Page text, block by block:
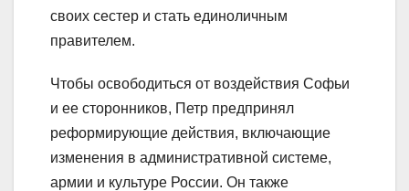
своих сестер и стать единоличным
правителем.
Чтобы освободиться от воздействия Софьи
и ее сторонников, Петр предпринял
реформирующие действия, включающие
изменения в административной системе,
армии и культуре России. Он также